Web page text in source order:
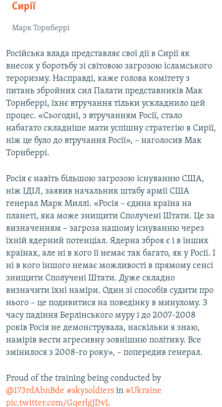
Сирії
Марк Торнберрі
Російська влада представляє свої дії в Сирії як
внесок у боротьбу зі світовою загрозою ісламського
тероризму. Насправді, каже голова комітету з
питань збройних сил Палати представників Мак
Торнберрі, їхнє втручання тільки ускладнило цей
процес. «Сьогодні, з втручанням Росії, стало
набагато складніше мати успішну стратегію в Сирії,
ніж це було до втручання Росії», – наголосив Мак
Торнберрі.
Росія є навіть більшою загрозою існуванню США,
ніж ІДІЛ, заявив начальник штабу армії США
генерал Марк Миллі. «Росія – єдина країна на
планеті, яка може знищити Сполучені Штати. Це за
визначенням – загроза нашому існуванню через
їхній ядерний потенціал. Ядерна зброя є і в інших
країнах, але ні в кого її немає так багато, як у Росії. І
ні в кого іншого немає можливості в прямому сенсі
знищити Сполучені Штати. Дуже складно
визначити їхні наміри. Один зі способів судити про
нього – це подивитися на поведінку в минулому. З
часу падіння Берлінського муру і до 2007-2008
років Росія не демонструвала, наскільки я знаю,
намірів вести агресивну зовнішню політику. Все
змінилося з 2008-го року», – попередив генерал.
Proud of the training being conducted by
@173rdAbnBde #skysoldiers in #Ukraine
pic.twitter.com/GqerlgJDvL